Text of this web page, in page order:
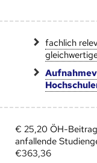
fachlich
€ 25,20 ÖH-
anfallende
€363,36